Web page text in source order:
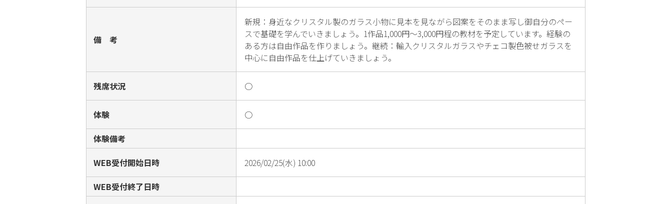
備 考
新規：身近なクリスタル製のガラス小物に見本を見ながら図案をそのまま写し御自分のペー
スで基礎を学んでいきましょう。1作品1,000円～3,000円程の教材を予定しています。経験の
ある方は自由作品を作りましょう。継続：輸入クリスタルガラスやチェコ製色被せガラスを
中心に自由作品を仕上げていきましょう。
残席状況 ○
体験
○
体験備考
WEB受付開始日時
2026/02/25(水) 10:00
WEB受付終了日時